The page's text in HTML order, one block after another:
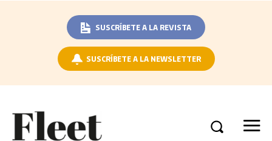
SUSCRÍBETE A LA REVISTA
SUSCRÍBETE A LA NEWSLETTER